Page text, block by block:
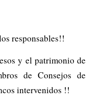
responsables!!
y el patrimonio de
de Consejos de
intervenidos !!